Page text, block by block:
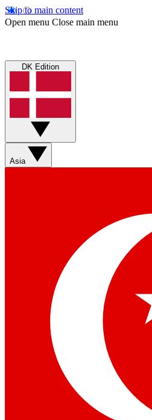
Skip to main content
Open menu Close main menu
DK Edition
Asia